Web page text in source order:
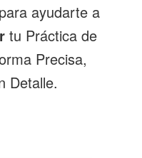
ayudarte a
tu Práctica de
Precisa,
Detalle.